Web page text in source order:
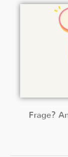
Frage?